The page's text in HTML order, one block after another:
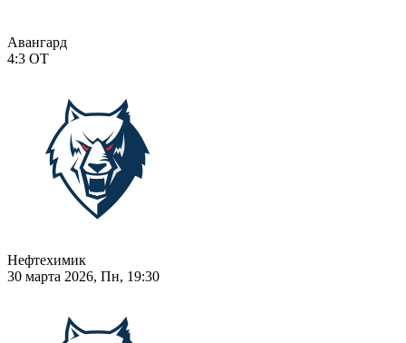
Авангард
4:3 ОТ
Нефтехимик
30 марта 2026, Пн, 19:30